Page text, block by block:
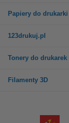
Papiery do drukarki
123drukuj.pl
Tonery do drukarek
Filamenty 3D